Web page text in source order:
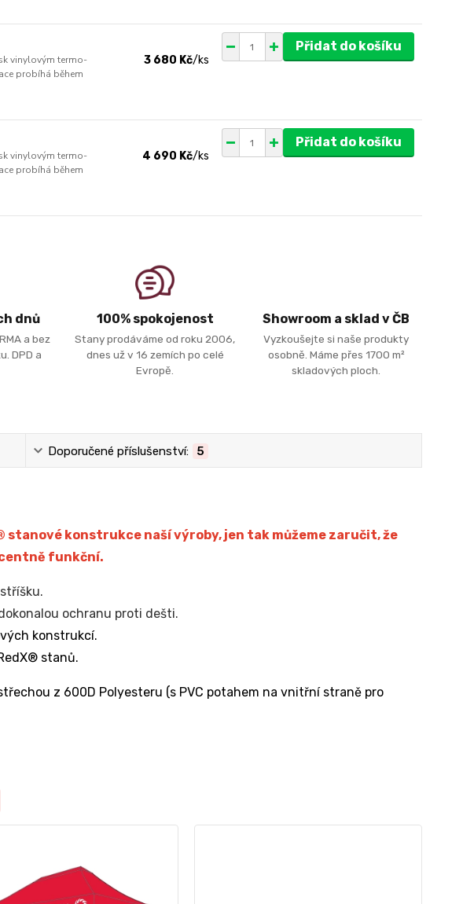
vinylovým termo-
probíhá během
3 680 Kč/ks
Přidat do košíku
vinylovým termo-
probíhá během
4 690 Kč/ks
Přidat do košíku
dnů
a bez
DPD a
100% spokojenost
Stany prodáváme od roku 2006,
dnes už v 16 zemích po celé
Evropě.
Showroom a sklad v ČB
Vyzkoušejte si naše produkty
osobně. Máme přes 1700 m²
skladových ploch.
Doporučené příslušenství: 5
stanové konstrukce naší výroby, jen tak můžeme zaručit, že
funkční.
ochranu proti dešti.
konstrukcí.
stanů.
z 600D Polyesteru (s PVC potahem na vnitřní straně pro